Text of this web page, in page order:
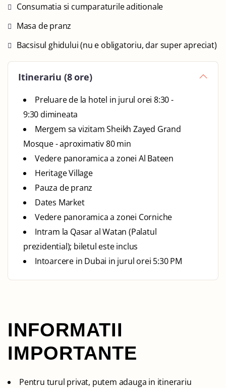
Consumatia si cumparaturile aditionale
Masa de pranz
Bacsisul ghidului (nu e obligatoriu, dar super apreciat)
Itinerariu (8 ore)
Preluare de la hotel in jurul orei 8:30 -
9:30 dimineata
Mergem sa vizitam Sheikh Zayed Grand
Mosque - aproximativ 80 min
Vedere panoramica a zonei Al Bateen
Heritage Village
Pauza de pranz
Dates Market
Vedere panoramica a zonei Corniche
Intram la Qasar al Watan (Palatul
prezidential); biletul este inclus
Intoarcere in Dubai in jurul orei 5:30 PM
INFORMATII
IMPORTANTE
Pentru turul privat, putem adauga in itinerariu